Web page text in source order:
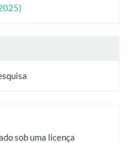
sob uma licença